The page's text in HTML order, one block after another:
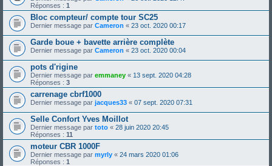
Réponses : 1
Bloc compteur/ compte tour SC25
Dernier message par Cameron « 23 oct. 2020 00:17
Garde boue + bavette arrière complète
Dernier message par Cameron « 23 oct. 2020 00:04
pots d'rigine
Dernier message par emmaney « 13 sept. 2020 04:28
Réponses : 3
carrenage cbrf1000
Dernier message par jacques33 « 07 sept. 2020 07:31
Selle Confort Yves Moillot
Dernier message par toto « 28 juin 2020 20:45
Réponses : 11
moteur CBR 1000F
Dernier message par myrly « 24 mars 2020 01:06
Réponses : 1